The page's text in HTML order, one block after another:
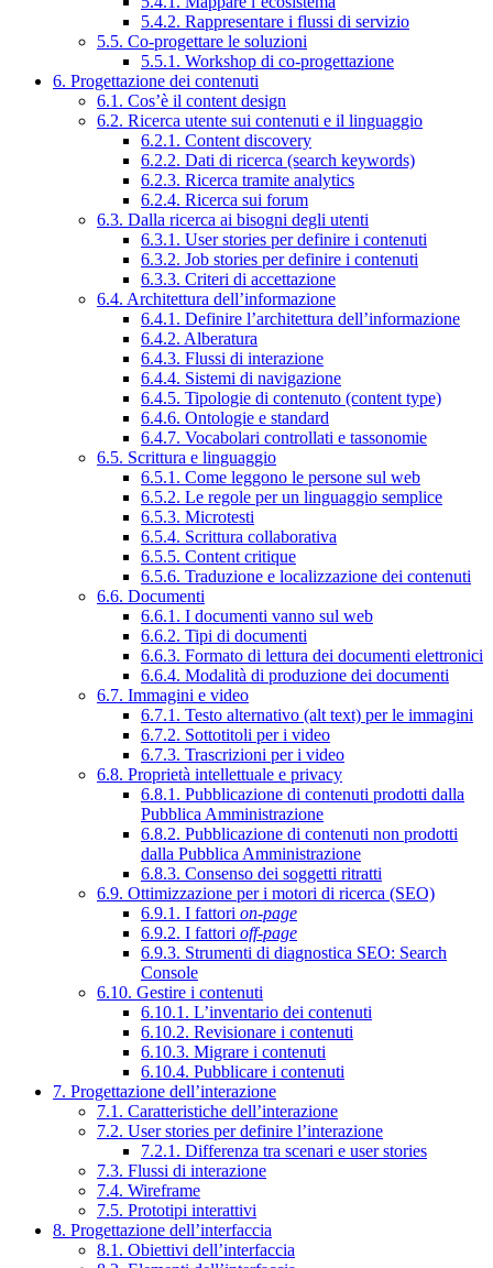
5.4.2. Rappresentare i flussi di servizio
5.5. Co-progettare le soluzioni
5.5.1. Workshop di co-progettazione
6. Progettazione dei contenuti
6.1. Cos’è il content design
6.2. Ricerca utente sui contenuti e il linguaggio
6.2.1. Content discovery
6.2.2. Dati di ricerca (search keywords)
6.2.3. Ricerca tramite analytics
6.2.4. Ricerca sui forum
6.3. Dalla ricerca ai bisogni degli utenti
6.3.1. User stories per definire i contenuti
6.3.2. Job stories per definire i contenuti
6.3.3. Criteri di accettazione
6.4. Architettura dell’informazione
6.4.1. Definire l’architettura dell’informazione
6.4.2. Alberatura
6.4.3. Flussi di interazione
6.4.4. Sistemi di navigazione
6.4.5. Tipologie di contenuto (content type)
6.4.6. Ontologie e standard
6.4.7. Vocabolari controllati e tassonomie
6.5. Scrittura e linguaggio
6.5.1. Come leggono le persone sul web
6.5.2. Le regole per un linguaggio semplice
6.5.3. Microtesti
6.5.4. Scrittura collaborativa
6.5.5. Content critique
6.5.6. Traduzione e localizzazione dei contenuti
6.6. Documenti
6.6.1. I documenti vanno sul web
6.6.2. Tipi di documenti
6.6.3. Formato di lettura dei documenti elettronici
6.6.4. Modalità di produzione dei documenti
6.7. Immagini e video
6.7.1. Testo alternativo (alt text) per le immagini
6.7.2. Sottotitoli per i video
6.7.3. Trascrizioni per i video
6.8. Proprietà intellettuale e privacy
6.8.1. Pubblicazione di contenuti prodotti dalla
Pubblica Amministrazione
6.8.2. Pubblicazione di contenuti non prodotti
dalla Pubblica Amministrazione
6.8.3. Consenso dei soggetti ritratti
6.9. Ottimizzazione per i motori di ricerca (SEO)
6.9.1. I fattori on-page
6.9.2. I fattori off-page
6.9.3. Strumenti di diagnostica SEO: Search
Console
6.10. Gestire i contenuti
6.10.1. L’inventario dei contenuti
6.10.2. Revisionare i contenuti
6.10.3. Migrare i contenuti
6.10.4. Pubblicare i contenuti
7. Progettazione dell’interazione
7.1. Caratteristiche dell’interazione
7.2. User stories per definire l’interazione
7.2.1. Differenza tra scenari e user stories
7.3. Flussi di interazione
7.4. Wireframe
7.5. Prototipi interattivi
8. Progettazione dell’interfaccia
8.1. Obiettivi dell’interfaccia